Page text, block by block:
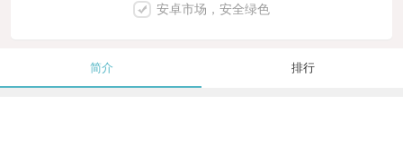
安卓市场，安全绿色
简介 排行